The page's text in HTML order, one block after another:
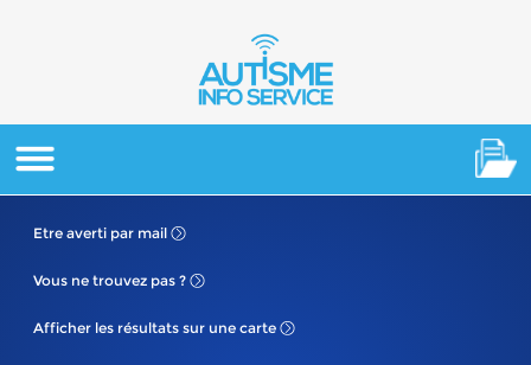
Etre averti par mail
Vous ne trouvez pas ?
Afficher les résultats sur une carte